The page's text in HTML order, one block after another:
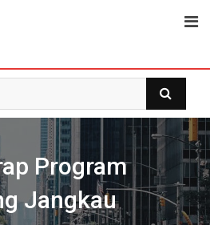
Program
Jangkau